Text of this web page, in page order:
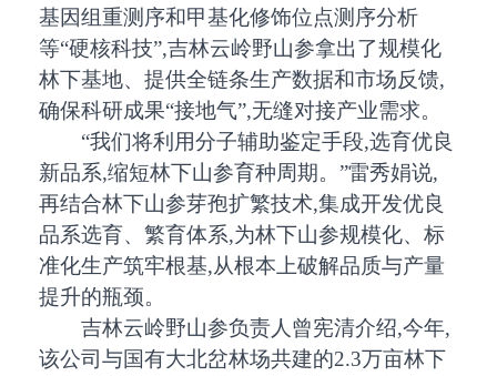
基因组重测序和甲基化修饰位点测序分析
等“硬核科技”,吉林云岭野山参拿出了规模化
林下基地、提供全链条生产数据和市场反馈,
确保科研成果“接地气”,无缝对接产业需求。
“我们将利用分子辅助鉴定手段,选育优良
新品系,缩短林下山参育种周期。”雷秀娟说,
再结合林下山参芽孢扩繁技术,集成开发优良
品系选育、繁育体系,为林下山参规模化、标
准化生产筑牢根基,从根本上破解品质与产量
提升的瓶颈。
吉林云岭野山参负责人曾宪清介绍,今年,
该公司与国有大北岔林场共建的2.3万亩林下